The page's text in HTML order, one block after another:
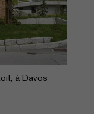
à Davos